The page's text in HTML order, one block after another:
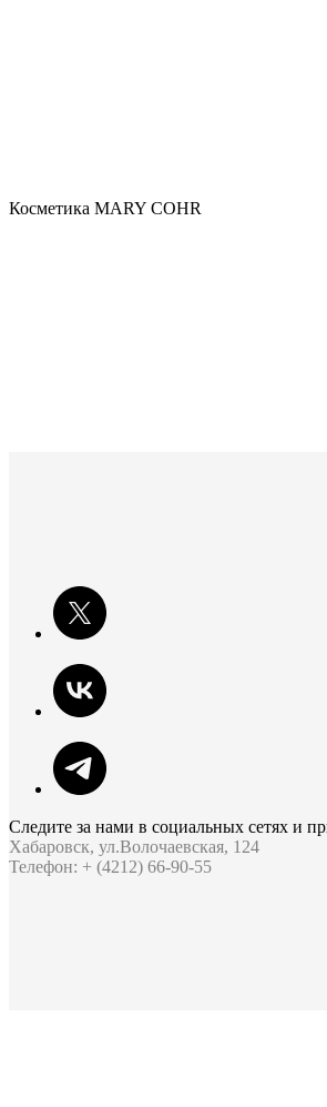
Косметика MARY COHR
Следите за нами в социальных сетях и
Хабаровск, ул.Волочаевская, 124
Телефон: + (4212) 66-90-55